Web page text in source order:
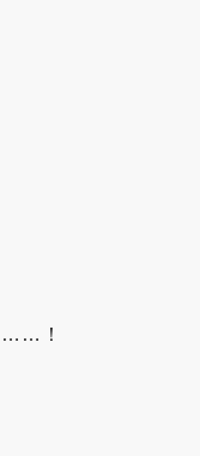
……！